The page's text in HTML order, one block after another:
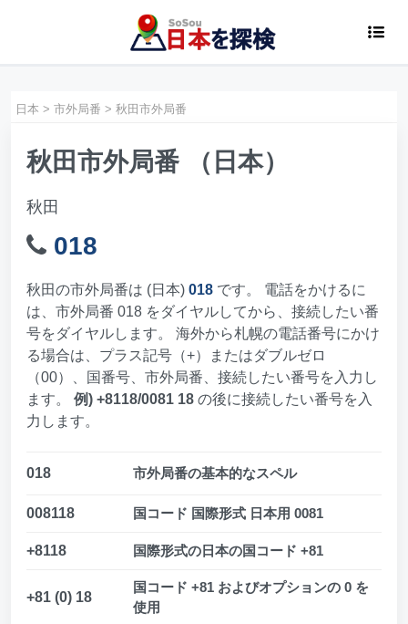
日本 > 市外局番 > 秋田市外局番
秋田市外局番 （日本）
秋田
018
秋田の市外局番は (日本) 018 です。 電話をかけるに
は、市外局番 018 をダイヤルしてから、接続したい番
号をダイヤルします。 海外から札幌の電話番号にかけ
る場合は、プラス記号（+）またはダブルゼロ
（00）、国番号、市外局番、接続したい番号を入力し
ます。 例) +8118/0081 18 の後に接続したい番号を入
力します。
018 市外局番の基本的なスペル
008118 国コード 国際形式 日本用 0081
+8118 国際形式の日本の国コード +81
+81 (0) 18
国コード +81 およびオプションの 0 を
使用